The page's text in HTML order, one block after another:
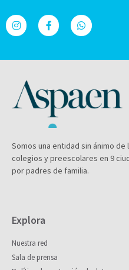
Somos una entidad sin ánimo
colegios y preescolares en 9
por padres de familia.
Explora
Nuestra red
Sala de prensa